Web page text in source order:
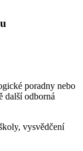
poradny nebo
další odborná
vysvědčení